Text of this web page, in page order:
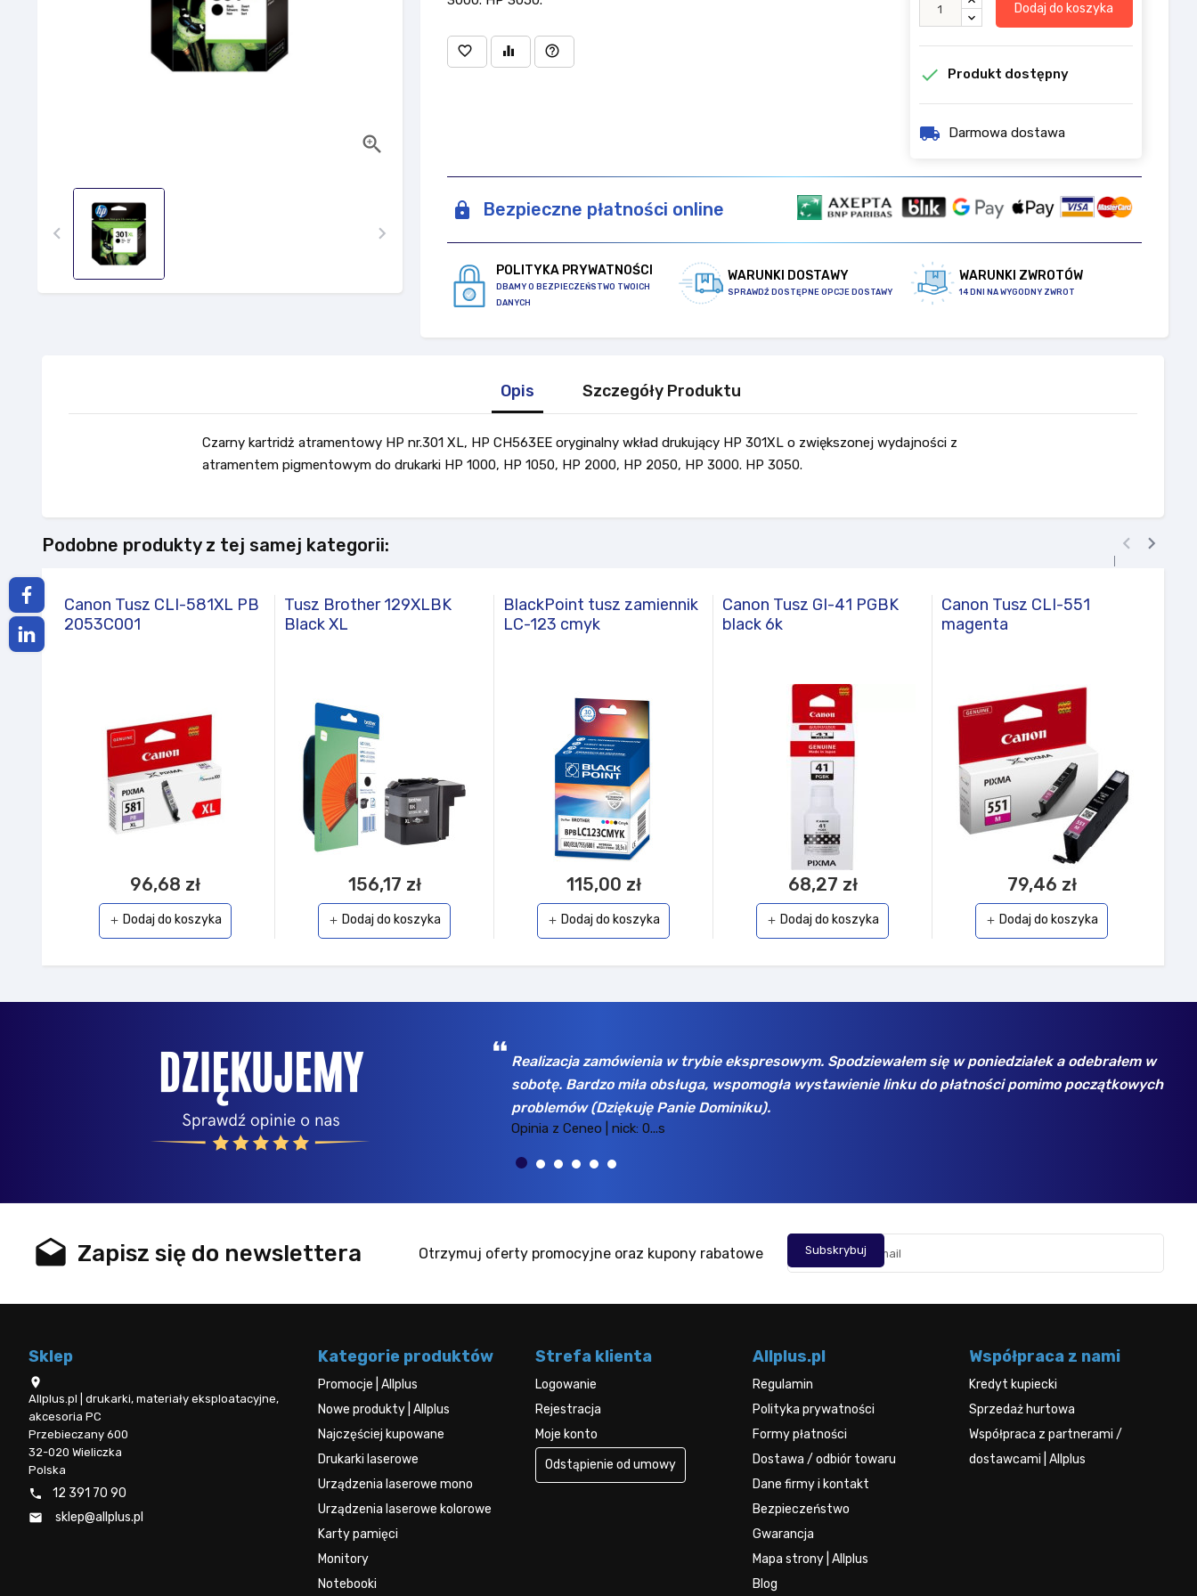

 
favorite_border equalizer help_outline
Dodaj do koszyka
 Produkt dostępny
local_shipping Darmowa dostawa
Bezpieczne płatności online
POLITYKA PRYWATNOŚCI
DBAMY O BEZPIECZEŃSTWO TWOICH
DANYCH
WARUNKI DOSTAWY
SPRAWDŹ DOSTĘPNE OPCJE DOSTAWY
WARUNKI ZWROTÓW
14 DNI NA WYGODNY ZWROT
Opis Szczegóły Produktu
Czarny kartridż atramentowy HP nr.301 XL, HP CH563EE oryginalny wkład drukujący HP 301XL o zwiększonej wydajności z
atramentem pigmentowym do drukarki HP 1000, HP 1050, HP 2000, HP 2050, HP 3000. HP 3050.
Podobne produkty z tej samej kategorii:
Canon Tusz CLI-581XL PB
2053C001
96,68 zł
add Dodaj do koszyka
Tusz Brother 129XLBK
Black XL
156,17 zł
add Dodaj do koszyka
BlackPoint tusz zamiennik
LC-123 cmyk
115,00 zł
add Dodaj do koszyka
Canon Tusz GI-41 PGBK
black 6k
68,27 zł
add Dodaj do koszyka
Canon Tusz CLI-551
magenta
79,46 zł
add Dodaj do koszyka
 
Realizacja zamówienia w trybie ekspresowym. Spodziewałem się w poniedziałek a odebrałem w
sobotę. Bardzo miła obsługa, wspomogła wystawienie linku do płatności pomimo początkowych
problemów (Dziękuję Panie Dominiku).
Opinia z Ceneo | nick: 0...s
Wybrany asortyment, jak np. dyski SSD Samsung - w
tu już kilka razy dla rożnych firm, zawsze wszystko jest ok. Polecam!
Opinia z Ceneo | nick: k...n
drafts Zapisz się do newslettera Otrzymuj oferty promocyjne oraz kupony rabatowe
Sklep

Allplus.pl | drukarki, materiały eksploatacyjne,
akcesoria PC
Przebieczany 600
32-020 Wieliczka
Polska
 12 391 70 90
 sklep@allplus.pl
Kategorie produktów
Promocje | Allplus
Nowe produkty | Allplus
Najczęściej kupowane
Drukarki laserowe
Urządzenia laserowe mono
Urządzenia laserowe kolorowe
Karty pamięci
Monitory
Notebooki
Strefa klienta
Logowanie
Rejestracja
Moje konto
Odstąpienie od umowy
Allplus.pl
Regulamin
Polityka prywatności
Formy płatności
Dostawa / odbiór towaru
Dane firmy i kontakt
Bezpieczeństwo
Gwarancja
Mapa strony | Allplus
Blog
Współpraca z nami
Kredyt kupiecki
Sprzedaż hurtowa
Współpraca z partnerami /
dostawcami | Allplus